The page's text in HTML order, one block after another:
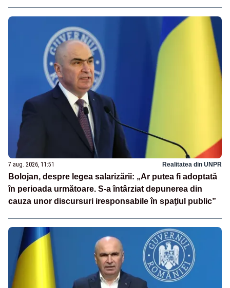
7 aug. 2026, 11:51 Realitatea din UNPR
Bolojan, despre legea salarizării: „Ar putea fi adoptată
în perioada următoare. S-a întârziat depunerea din
cauza unor discursuri iresponsabile în spaţiul public”